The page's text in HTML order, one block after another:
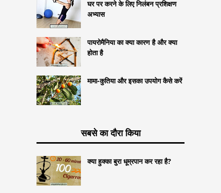
घर पर करने के लिए निलंबन प्रशिक्षण
अभ्यास
पायरोमैनिया का क्या कारण है और क्या
होता है
मामा-कुतिया और इसका उपयोग कैसे करें
सबसे का दौरा किया
क्या हुक्का बुरा धूम्रपान कर रहा है?